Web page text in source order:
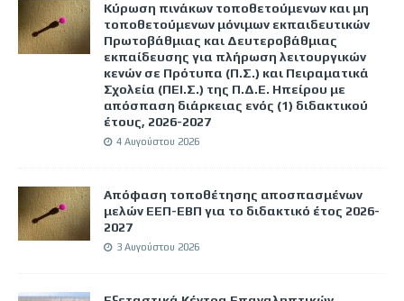
Κύρωση πινάκων τοποθετούμενων και μη
τοποθετούμενων μόνιμων εκπαιδευτικών
Πρωτοβάθμιας και Δευτεροβάθμιας
εκπαίδευσης για πλήρωση λειτουργικών
κενών σε Πρότυπα (Π.Σ.) και Πειραματικά
Σχολεία (ΠΕΙ.Σ.) της Π.Δ.Ε. Ηπείρου με
απόσπαση διάρκειας ενός (1) διδακτικού
έτους, 2026-2027
4 Αυγούστου 2026
Απόφαση τοποθέτησης αποσπασμένων
μελών ΕΕΠ-ΕΒΠ για το διδακτικό έτος 2026-
2027
3 Αυγούστου 2026